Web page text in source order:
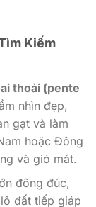
Kiếm
thoải (pente
nhìn đẹp,
gạt và làm
hoặc Đông
và gió mát.
đông đúc,
đất tiếp giáp